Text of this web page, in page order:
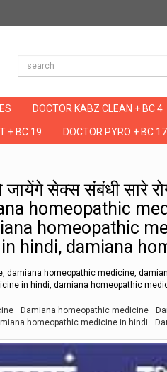
DOCTOR KABZ CLEAN + BC 4
+ BC 19 DOCTOR PYRO + BC 17
जायेंगे सेक्स संबंधी सारे
homeopathic
homeopathic
hindi, damiana
damiana homeopathic medicine,
in hindi, damiana homeopathic
Damiana homeopathic medicine
homeopathic medicine in hindi